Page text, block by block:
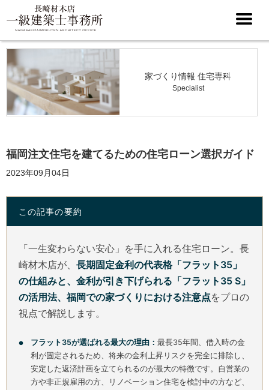
家づくり情報 住宅専科
Specialist
福岡注文住宅を建てるための住宅ローン選択ガイド
2023年09月04日
この記事の要約
「一生変わらない安心」を手に入れる住宅ローン。長
崎材木店が、 長期固定金利の代表格「フラット35」
の仕組みと、金利が引き下げられる「フラット35 S」
の活用法、福岡での家づくりにおける注意点をプロの
視点で解説します。
フラット35が選ばれる最大の理由：最長35年間、借入時の金
利が固定されるため、将来の金利上昇リスクを完全に排除し、
安定した返済計画を立てられるのが最大の特徴です。自営業の
方や非正規雇用の方、リノベーション住宅を検討中の方など、